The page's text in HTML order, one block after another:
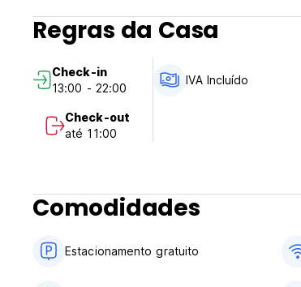
Regras da Casa
Check-in
13:00 - 22:00
Check-out
até 11:00
IVA Incluído
Comodidades
Estacionamento gratuito